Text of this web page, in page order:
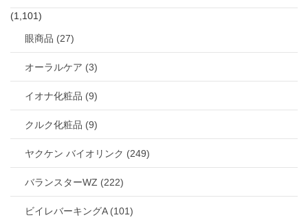
(1,101)
眼商品 (27)
オーラルケア (3)
イオナ化粧品 (9)
クルク化粧品 (9)
ヤクケン バイオリンク (249)
バランスターWZ (222)
ビイレバーキングA (101)